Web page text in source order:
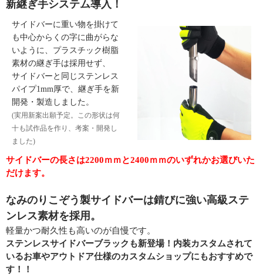
新継ぎ手システム導入！
サイドバーに重い物を掛けて
も中心からくの字に曲がらな
いように、プラスチック樹脂
素材の継ぎ手は採用せず、
サイドバーと同じステンレス
パイプ1mm厚で、継ぎ手を新
開発・製造しました。
(実用新案出願予定。この形状は何
十も試作品を作り、考案・開発し
ました)
サイドバーの長さは2200ｍｍと2400ｍｍのいずれかお選びいた
だけます。
なみのりこぞう製サイドバーは錆びに強い高級ステ
ンレス素材を採用。
軽量かつ耐久性も高いのが自慢です。
ステンレスサイドバーブラックも新登場！内装カスタムされて
いるお車やアウトドア仕様のカスタムショップにもおすすめで
す！！